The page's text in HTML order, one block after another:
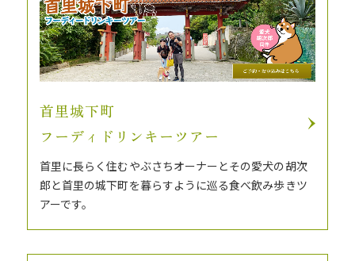
首里城下町
​​​​​​​フーディドリンキーツアー
首里に長らく住むやぶさちオーナーとその愛犬の胡次
郎と首里の城下町を暮らすように巡る食べ飲み歩きツ
アーです。